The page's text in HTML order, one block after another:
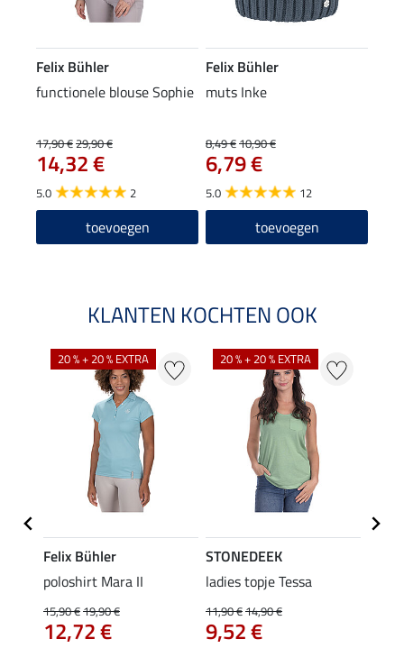
Felix Bühler
functionele blouse Sophie
17,90 €29,90 €
14,32 €
5.0 2
toevoegen
Felix Bühler
muts Inke
8,49 €10,90 €
6,79 €
5.0 12
toevoegen
KLANTEN KOCHTEN OOK
20 % + 20 % EXTRA
Felix Bühler
poloshirt Mara II
15,90 €19,90 €
12,72 €
20 % + 20 % EXTRA
STONEDEEK
ladies topje Tessa
11,90 €14,90 €
9,52 €